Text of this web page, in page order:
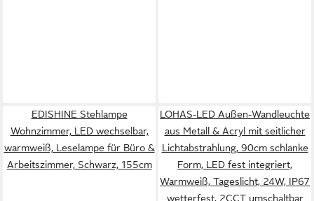
EDISHINE Stehlampe
Wohnzimmer, LED wechselbar,
warmweiß, Leselampe für Büro &
Arbeitszimmer, Schwarz, 155cm
LOHAS-LED Außen-Wandleuchte
aus Metall & Acryl mit seitlicher
Lichtabstrahlung, 90cm schlanke
Form, LED fest integriert,
Warmweiß, Tageslicht, 24W, IP67
wetterfest, 2CCT umschaltbar